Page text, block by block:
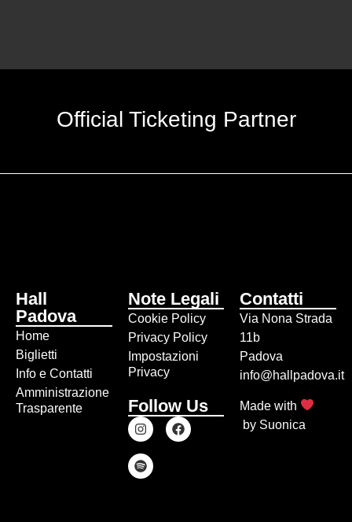
Official Ticketing Partner
Hall
Padova
Home
Biglietti
Info e Contatti
Amministrazione
Trasparente
Note Legali
Cookie Policy
Privacy Policy
Impostazioni
Privacy
Follow Us
Contatti
Via Nona Strada
11b
Padova
info@hallpadova.it
Made with
by Suonica